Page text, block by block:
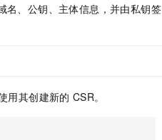
名、公钥、主体信息，并由私钥签
用其创建新的 CSR。